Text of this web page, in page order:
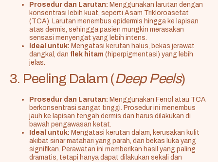
Prosedur dan Larutan: Menggunakan larutan dengan
konsentrasi lebih kuat, seperti Asam Trikloroasetat
(TCA). Larutan menembus epidermis hingga ke lapisan
atas dermis, sehingga pasien mungkin merasakan
sensasi menyengat yang lebih intens.
Ideal untuk: Mengatasi kerutan halus, bekas jerawat
dangkal, dan flek hitam (hiperpigmentasi) yang lebih
jelas.
3. Peeling Dalam (Deep Peels)
Prosedur dan Larutan: Menggunakan Fenol atau TCA
berkonsentrasi sangat tinggi. Prosedur ini menembus
jauh ke lapisan tengah dermis dan harus dilakukan di
bawah pengawasan ketat.
Ideal untuk: Mengatasi kerutan dalam, kerusakan kulit
akibat sinar matahari yang parah, dan bekas luka yang
signifikan. Perawatan ini memberikan hasil yang paling
dramatis, tetapi hanya dapat dilakukan sekali dan